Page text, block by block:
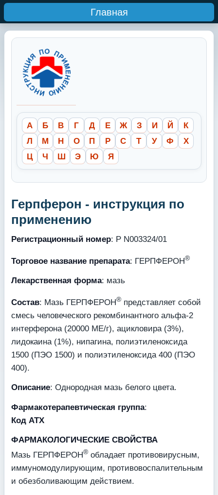
Главная
А Б В Г Д Е Ж З И Й
К
Л
М Н О П Р С Т У Ф
Х
Ц
Ч Ш Э Ю Я
Герпферон - инструкция по
применению
Регистрационный номер: Р N003324/01
Торговое название препарата: ГЕРПФЕРОН®
Лекарственная форма: мазь
Состав: Мазь ГЕРПФЕРОН® представляет собой
смесь человеческого рекомбинантного альфа-2
интерферона (20000 МЕ/г), ацикловира (3%),
лидокаина (1%), нипагина, полиэтиленоксида
1500 (ПЭО 1500) и полиэтиленоксида 400 (ПЭО
400).
Описание: Однородная мазь белого цвета.
Фармакотерапевтическая группа:
Код ATX
ФАРМАКОЛОГИЧЕСКИЕ СВОЙСТВА
Мазь ГЕРПФЕРОН® обладает противовирусным,
иммуномодулирующим, противовоспалительным
и обезболивающим действием.